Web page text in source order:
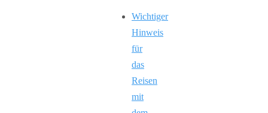
Wichtiger
Hinweis
für
das
Reisen
mit